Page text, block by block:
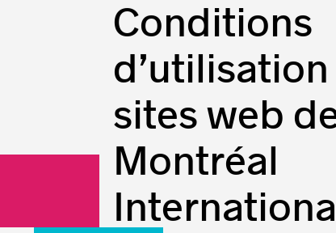
Conditions
sites web
Montréal